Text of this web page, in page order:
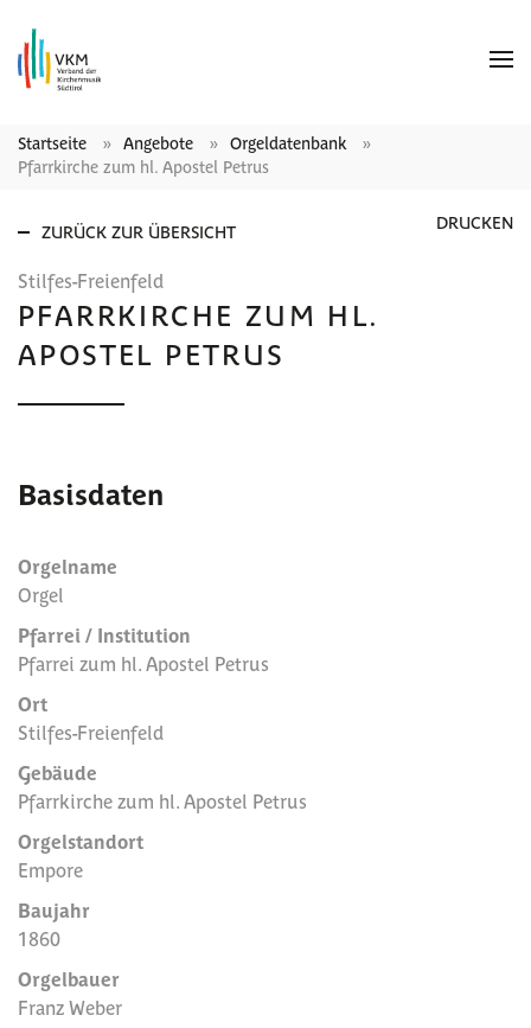
Startseite Angebote
Orgeldatenbank
Pfarrkirche zum hl. Apostel Petrus
ZURÜCK ZUR ÜBERSICHT DRUCKEN
Stilfes-Freienfeld
PFARRKIRCHE ZUM HL.
APOSTEL PETRUS
Basisdaten
Orgelname
Orgel
Pfarrei / Institution
Pfarrei zum hl. Apostel Petrus
Ort
Stilfes-Freienfeld
Gebäude
Pfarrkirche zum hl. Apostel Petrus
Orgelstandort
Empore
Baujahr
1860
Orgelbauer
Franz Weber